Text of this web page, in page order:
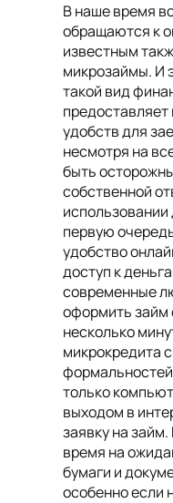
В наше время
обращаются к
известным
микрозаймы. И
такой вид
удобств для
несмотря на
быть
собственной
первую
удобство
доступ к
современные
оформить займ
несколько
микрокредита
только
выходом в
заявку на
время на
бумаги и
особенно если